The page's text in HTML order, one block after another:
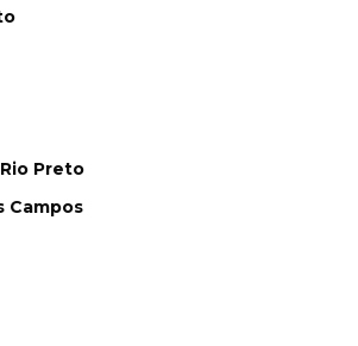
Rio Preto
Campos